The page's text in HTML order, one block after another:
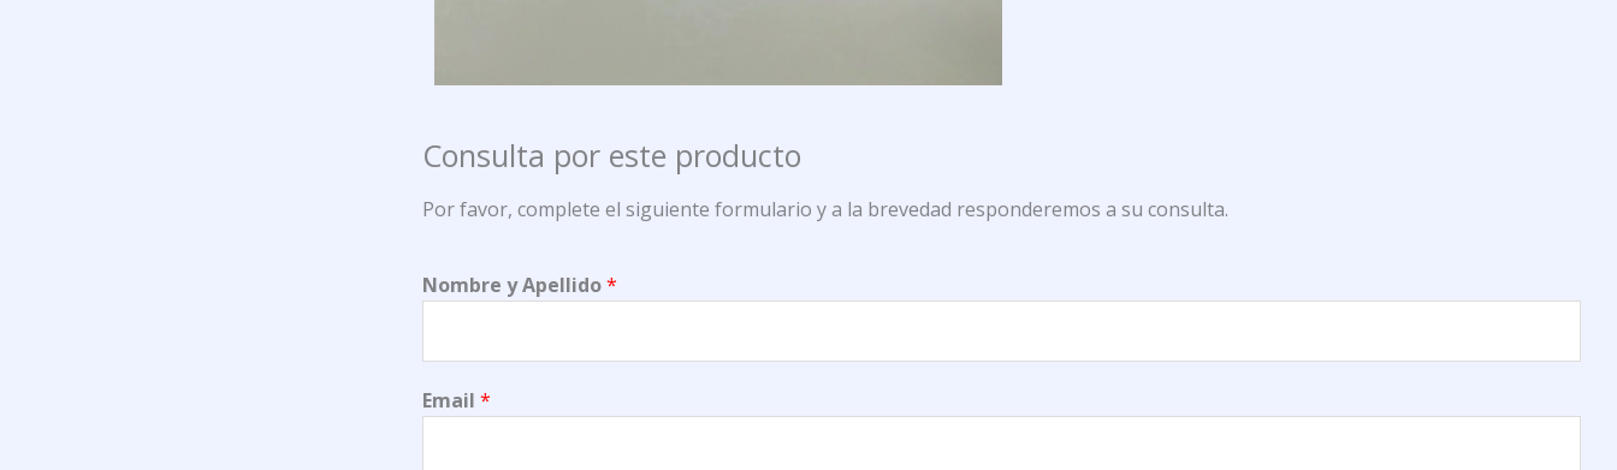
Consulta por este producto
Por favor, complete el siguiente formulario y a la brevedad responderemos a su consulta.
Nombre y Apellido*
Email *